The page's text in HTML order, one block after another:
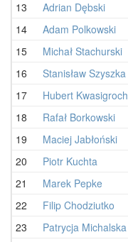
13 Adrian Dębski
14 Adam Polkowski
15 Michał Stachurski
16 Stanisław Szyszka
17 Hubert Kwasigroch
18 Rafał Borkowski
19 Maciej Jabłoński
20 Piotr Kuchta
21 Marek Pepke
22 Filip Chodziutko
23 Patrycja Michalska